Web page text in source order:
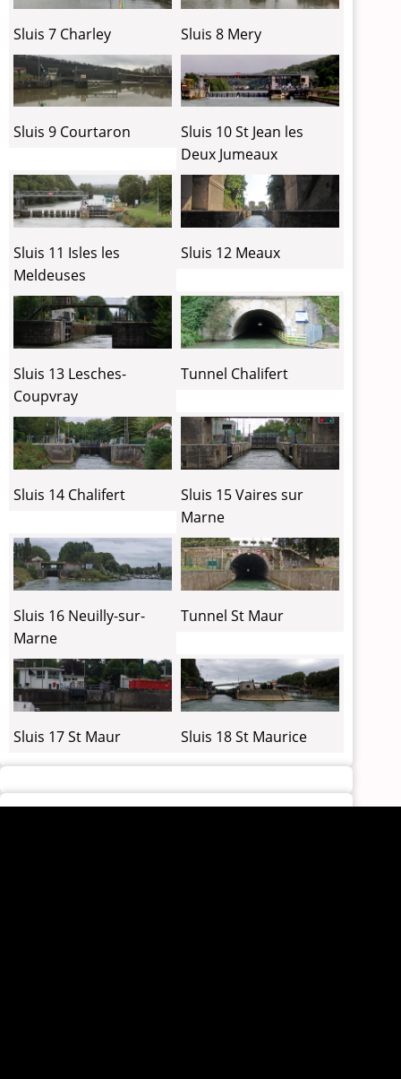
Sluis 7 Charley Sluis 8 Mery
Sluis 9 Courtaron
Sluis 10 St Jean les
Deux Jumeaux
Sluis 11 Isles les
Meldeuses
Sluis 12 Meaux
Sluis 13 Lesches-
Coupvray
Tunnel Chalifert
Sluis 14 Chalifert
Sluis 15 Vaires sur
Marne
Sluis 16 Neuilly-sur-
Marne
Tunnel St Maur
Sluis 17 St Maur Sluis 18 St Maurice